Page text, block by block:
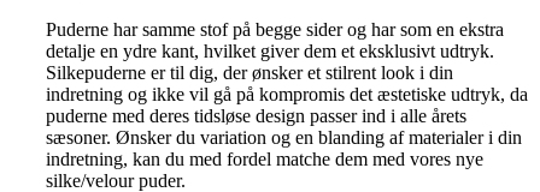
Puderne har samme stof på begge sider og har som en ekstra
detalje en ydre kant, hvilket giver dem et eksklusivt udtryk.
Silkepuderne er til dig, der ønsker et stilrent look i din
indretning og ikke vil gå på kompromis det æstetiske udtryk, da
puderne med deres tidsløse design passer ind i alle årets
sæsoner. Ønsker du variation og en blanding af materialer i din
indretning, kan du med fordel matche dem med vores nye
silke/velour puder.